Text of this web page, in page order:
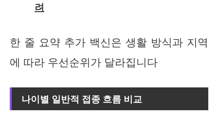
려
한 줄 요약 추가 백신은 생활 방식과 지역
에 따라 우선순위가 달라집니다
나이별 일반적 접종 흐름 비교